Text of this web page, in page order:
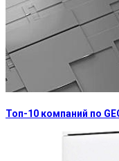
Топ-10 компаний по